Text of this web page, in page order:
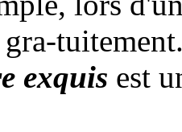
exquis est